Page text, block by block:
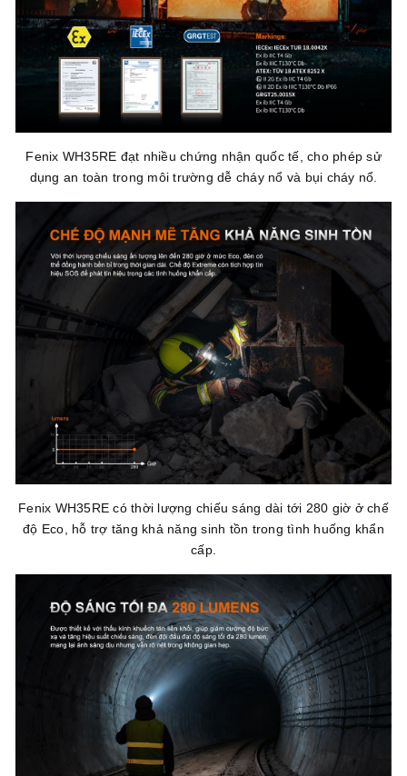
Fenix WH35RE đạt nhiều chứng nhận quốc tế, cho phép sử
dụng an toàn trong môi trường dễ cháy nổ và bụi cháy nổ.
Fenix WH35RE có thời lượng chiếu sáng dài tới 280 giờ ở chế
độ Eco, hỗ trợ tăng khả năng sinh tồn trong tình huống khẩn
cấp.